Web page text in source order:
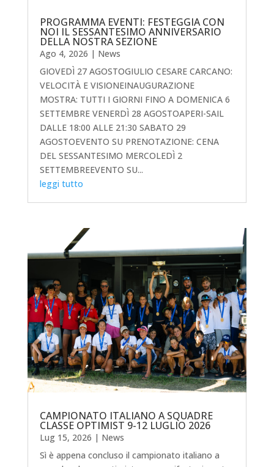
PROGRAMMA EVENTI: FESTEGGIA CON
NOI IL SESSANTESIMO ANNIVERSARIO
DELLA NOSTRA SEZIONE
Ago 4, 2026 | News
GIOVEDÌ 27 AGOSTOGIULIO CESARE CARCANO:
VELOCITÀ E VISIONEINAUGURAZIONE
MOSTRA: TUTTI I GIORNI FINO A DOMENICA 6
SETTEMBRE VENERDÌ 28 AGOSTOAPERI-SAIL
DALLE 18:00 ALLE 21:30 SABATO 29
AGOSTOEVENTO SU PRENOTAZIONE: CENA
DEL SESSANTESIMO MERCOLEDÌ 2
SETTEMBREEVENTO SU...
leggi tutto
CAMPIONATO ITALIANO A SQUADRE
CLASSE OPTIMIST 9-12 LUGLIO 2026
Lug 15, 2026 | News
Sì è appena concluso il campionato italiano a